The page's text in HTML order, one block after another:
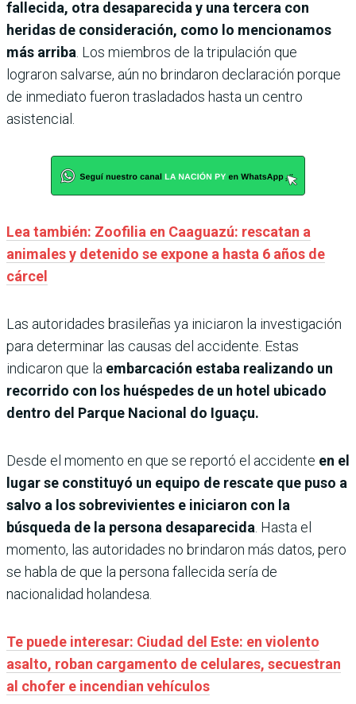
fallecida, otra desaparecida y una tercera con
heridas de consideración, como lo mencionamos
más arriba . Los miembros de la tripulación que
lograron salvarse, aún no brindaron declaración porque
de inmediato fueron trasladados hasta un centro
asistencial.
Lea también: Zoofilia en Caaguazú: rescatan a
animales y detenido se expone a hasta 6 años de
cárcel
Las autoridades brasileñas ya iniciaron la investigación
para determinar las causas del accidente. Estas
indicaron que la embarcación estaba realizando un
recorrido con los huéspedes de un hotel ubicado
dentro del Parque Nacional do Iguaçu.
Desde el momento en que se reportó el accidente en el
lugar se constituyó un equipo de rescate que puso a
salvo a los sobrevivientes e iniciaron con la
búsqueda de la persona desaparecida . Hasta el
momento, las autoridades no brindaron más datos, pero
se habla de que la persona fallecida sería de
nacionalidad holandesa.
Te puede interesar: Ciudad del Este: en violento
asalto, roban cargamento de celulares, secuestran
al chofer e incendian vehículos